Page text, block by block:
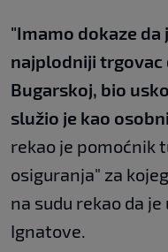
"Imamo dokaze da
najplodniji trgovac
Bugarskoj, bio
služio je kao
rekao je pomoćnik
osiguranja" za
na sudu rekao da
Ignatove.